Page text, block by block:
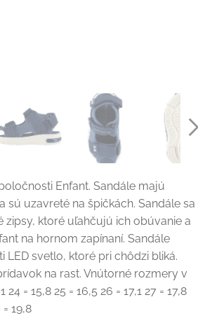
Enfant. Sandále majú
sú uzavreté na špičkách. Sandále sa
zipsy, ktoré uľahčujú ich obúvanie a
na hornom zapínaní. Sandále
LED svetlo, ktoré pri chôdzi bliká.
na rast. Vnútorné rozmery v
24 = 15,8 25 = 16,5 26 = 17,1 27 = 17,8
= 19,8